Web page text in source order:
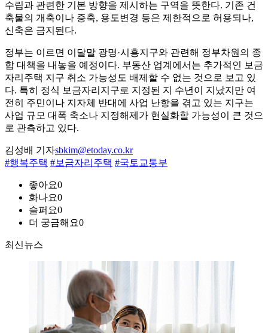
수립과 관련한 기본 방향을 제시하는 구역을 뜻한다. 기존 건
축물의 개축이나 증축, 용도변경 등은 제한적으로 허용되나,
신축은 금지된다.
정부는 이르면 이달말 광명·시흥지구와 관련해 정부차원의 종
합 대책을 내놓을 예정이다. 부동산 업계에서는 추가적인 보금
자리주택 지구 취소 가능성도 배제할 수 없는 것으로 보고 있
다. 특히 정식 보금자리지구로 지정된 지 수년이 지났지만 여
전히 주민이나 지자체 반대에 사업 난항을 겪고 있는 지구는
사업 규모 대폭 축소나 지정해제가 현실화할 가능성이 큰 것으
로 관측하고 있다.
김성배 기자sbkim@etoday.co.kr
#행복주택 #보금자리주택 #국토교통부
좋아요0
화나요0
슬퍼요0
더 궁금해요0
최신뉴스